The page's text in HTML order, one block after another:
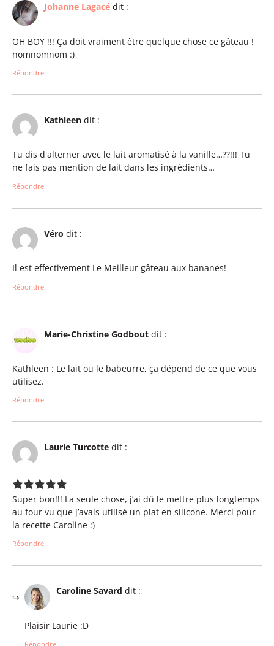
Johanne Lagacé dit :
OH BOY !!! Ça doit vraiment être quelque chose ce gâteau !
nomnomnom :)
Répondre
Kathleen dit :
Tu dis d'alterner avec le lait aromatisé à la vanille…??!!! Tu
ne fais pas mention de lait dans les ingrédients…
Répondre
Véro dit :
Il est effectivement Le Meilleur gâteau aux bananes!
Répondre
Marie-Christine Godbout dit :
Kathleen : Le lait ou le babeurre, ça dépend de ce que vous
utilisez.
Répondre
Laurie Turcotte dit :
Super bon!!! La seule chose, j’ai dû le mettre plus longtemps
au four vu que j’avais utilisé un plat en silicone. Merci pour
la recette Caroline :)
Répondre
Caroline Savard dit :
Plaisir Laurie :D
Répondre